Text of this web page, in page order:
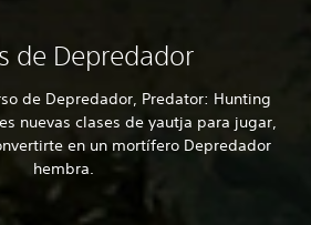
de Depredador
de Depredador, Predator: Hunting
nuevas clases de yautja para jugar,
en un mortífero Depredador
hembra.